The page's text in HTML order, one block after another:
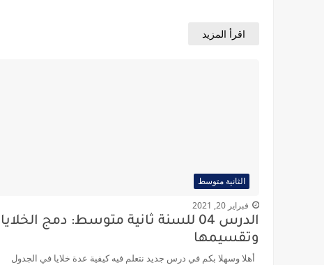
اقرأ المزيد
الثانية متوسط
فبراير 20, 2021
الدرس 04 للسنة ثانية متوسط: دمج الخلايا
وتقسيمها
أهلا وسهلا بكم في درس جديد نتعلم فيه كيفية عدة خلايا في الجدول